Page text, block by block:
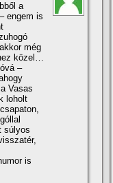
a
engem is
még
közel…
–
Vasas
loholt
súlyos
is